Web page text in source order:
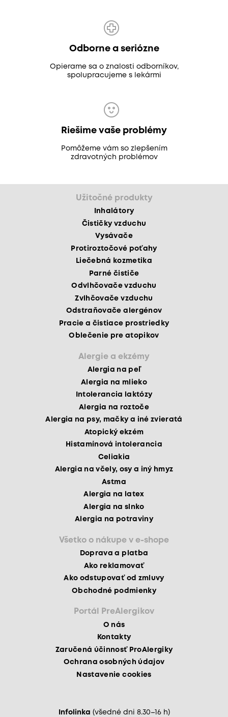
Odborne a seriózne
Opierame sa o znalosti odborníkov,
spolupracujeme s lekármi
Riešime vaše problémy
Pomôžeme vám so zlepšením
zdravotných problémov
Užitočné produkty
Inhalátory
Čističky vzduchu
Vysávače
Protiroztočové poťahy
Liečebná kozmetika
Parné čističe
Odvlhčovače vzduchu
Zvlhčovače vzduchu
Odstraňovače alergénov
Pracie a čistiace prostriedky
Oblečenie pre atopikov
Alergie a ekzémy
Alergia na peľ
Alergia na mlieko
Intolerancia laktózy
Alergia na roztoče
Alergia na psy, mačky a iné zvieratá
Atopický ekzém
Histamínová intolerancia
Celiakia
Alergia na včely, osy a iný hmyz
Astma
Alergia na latex
Alergia na slnko
Alergia na potraviny
Všetko o nákupe v e-shope
Doprava a platba
Ako reklamovať
Ako odstupovať od zmluvy
Obchodné podmienky
Portál PreAlergikov
O nás
Kontakty
Zaručená účinnosť ProAlergiky
Ochrana osobných údajov
Nastavenie cookies
Infolinka (všedné dni 8.30–16 h)